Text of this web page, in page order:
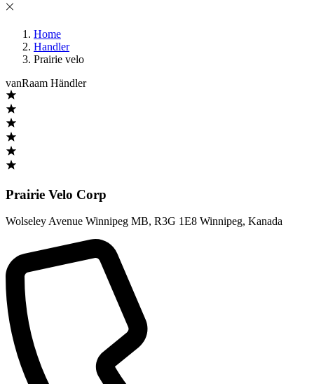
Home
Handler
Prairie velo
vanRaam Händler
Prairie Velo Corp
Wolseley Avenue Winnipeg MB, R3G 1E8 Winnipeg, Kanada